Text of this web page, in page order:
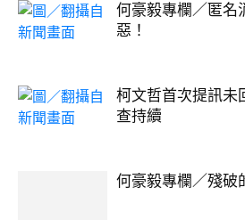
何豪毅專欄／匿名
惡！
柯文哲首次提訊未
查持續
何豪毅專欄／殘破